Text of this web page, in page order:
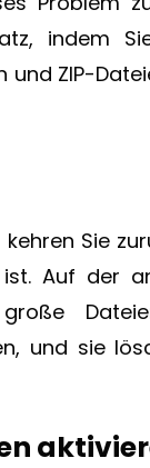
indem
ZIP-
Sie
Auf der
und sie